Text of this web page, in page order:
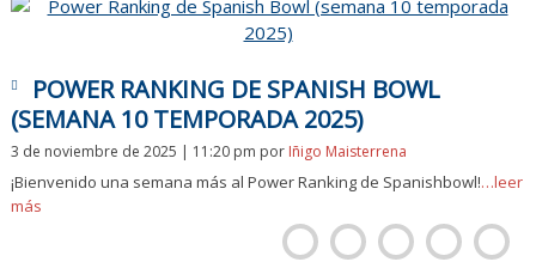
POWER RANKING DE SPANISH BOWL
(SEMANA 10 TEMPORADA 2025)
3 de noviembre de 2025 | 11:20 pm por Iñigo Maisterrena
¡Bienvenido una semana más al Power Ranking de Spanishbowl!…leer
más